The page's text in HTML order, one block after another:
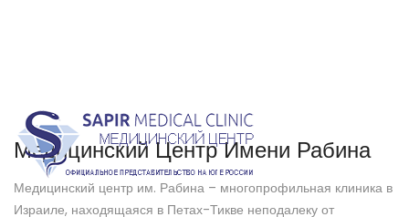
Медицинский Центр Имени Рабина
Медицинский центр им. Рабина – многопрофильная клиника в
Израиле, находящаяся в Петах-Тикве неподалеку от